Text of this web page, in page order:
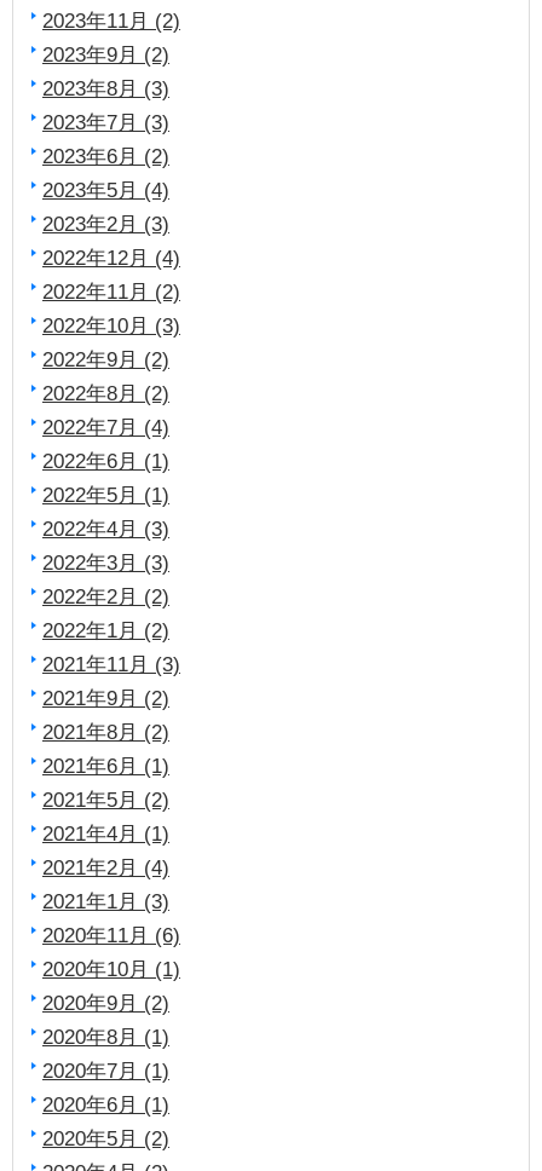
2023年11月 (2)
2023年9月 (2)
2023年8月 (3)
2023年7月 (3)
2023年6月 (2)
2023年5月 (4)
2023年2月 (3)
2022年12月 (4)
2022年11月 (2)
2022年10月 (3)
2022年9月 (2)
2022年8月 (2)
2022年7月 (4)
2022年6月 (1)
2022年5月 (1)
2022年4月 (3)
2022年3月 (3)
2022年2月 (2)
2022年1月 (2)
2021年11月 (3)
2021年9月 (2)
2021年8月 (2)
2021年6月 (1)
2021年5月 (2)
2021年4月 (1)
2021年2月 (4)
2021年1月 (3)
2020年11月 (6)
2020年10月 (1)
2020年9月 (2)
2020年8月 (1)
2020年7月 (1)
2020年6月 (1)
2020年5月 (2)